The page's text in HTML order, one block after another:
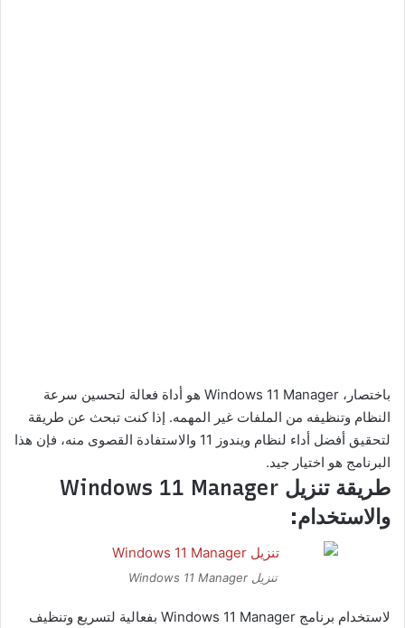
باختصار، Windows 11 Manager هو أداة فعالة لتحسين سرعة
النظام وتنظيفه من الملفات غير المهمه. إذا كنت تبحث عن طريقة
لتحقيق أفضل أداء لنظام ويندوز 11 والاستفادة القصوى منه، فإن هذا
البرنامج هو اختيار جيد.
طريقة تنزيل Windows 11 Manager
والاستخدام:
تنزيل Windows 11 Manager
لاستخدام برنامج Windows 11 Manager بفعالية لتسريع وتنظيف